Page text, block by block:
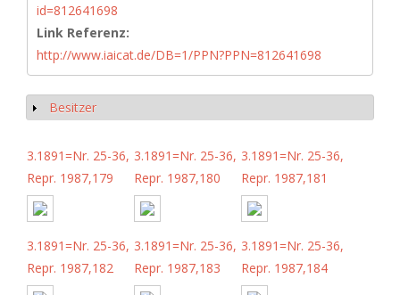
id=812641698
Link Referenz:
http://www.iaicat.de/DB=1/PPN?PPN=812641698
Show
Besitzer
3.1891=Nr. 25-36,
Repr. 1987,179
3.1891=Nr. 25-36,
Repr. 1987,180
3.1891=Nr. 25-36,
Repr. 1987,181
3.1891=Nr. 25-36,
Repr. 1987,182
3.1891=Nr. 25-36,
Repr. 1987,183
3.1891=Nr. 25-36,
Repr. 1987,184